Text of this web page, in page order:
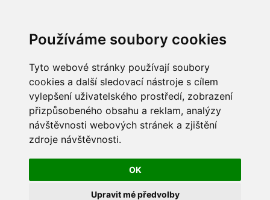
Používáme soubory cookies
Tyto webové stránky používají soubory
cookies a další sledovací nástroje s cílem
vylepšení uživatelského prostředí, zobrazení
přizpůsobeného obsahu a reklam, analýzy
návštěvnosti webových stránek a zjištění
zdroje návštěvnosti.
OK
Upravit mé předvolby